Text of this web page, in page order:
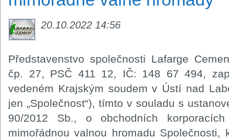
20.10.2022 14:56
Představenstvo společnosti Lafarge
čp. 27, PSČ 411 12, IČ: 148 67 494,
vedeném Krajským soudem v Ústí nad
jen „Společnost“), tímto v souladu s
90/2012 Sb., o obchodních
mimořádnou valnou hromadu